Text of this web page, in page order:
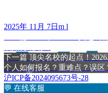
发
2025年 11月 7日 作
m l
文
章
导
航
文
章：
下一篇 下
篇
文
章：
顶尖名校的起点！
个人如何报名？重难点？误
沪ICP备2024095673号-28
💬 在线客服